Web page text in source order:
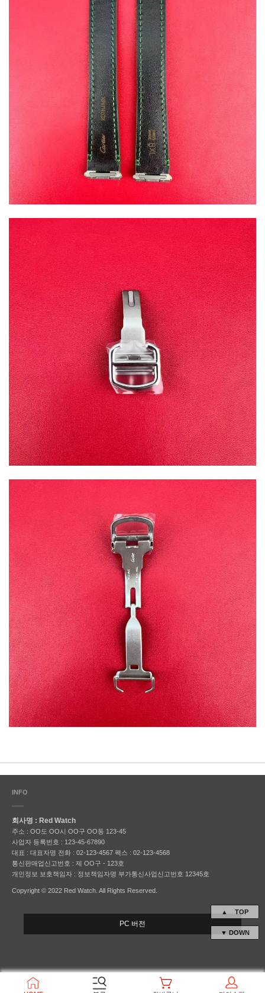
INFO
회사명 : Red Watch
주소 : OO도 OO시 OO구 OO동 123-45
사업자 등록번호 : 123-45-67890
대표 : 대표자명 전화 : 02-123-4567 팩스 : 02-123-4568
통신판매업신고번호 : 제 OO구 - 123호
개인정보 보호책임자 : 정보책임자명 부가통신사업신고번호 12345호
Copyright © 2022 Red Watch. All Rights Reserved.
PC 버전
▲ TOP
▼ DOWN